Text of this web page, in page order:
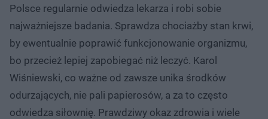
Polsce regularnie odwiedza lekarza i robi sobie
najważniejsze badania. Sprawdza chociażby stan krwi,
by ewentualnie poprawić funkcjonowanie organizmu,
bo przecież lepiej zapobiegać niż leczyć. Karol
Wiśniewski, co ważne od zawsze unika środków
odurzających, nie pali papierosów, a za to często
odwiedza siłownię. Prawdziwy okaz zdrowia i wiele